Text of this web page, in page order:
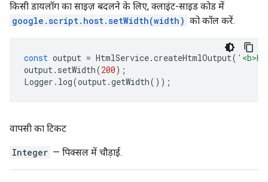
किसी डायलॉग का साइज़ बदलने के लिए, क्लाइंट-साइड कोड में
google.script.host.setWidth(width) को कॉल करें.
const output = HtmlService.createHtmlOutput(
output. setWidth(200);
Logger . log(output.getWidth());
वापसी का टिकट
Integer — पिक्सल में चौड़ाई.